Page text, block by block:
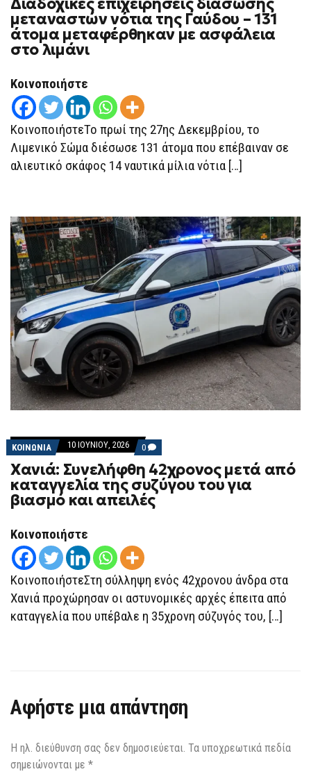
ΕΠΙΧΕΙΡΉΣΕΙΣ
ΔΙΆΣΩΣΗΣ
ΜΕΤΑΝΑΣΤΏΝ
ΝΌΤΙΑ
ΑΣΦΆΛΕΙΑ
ΣΤΟ
ΛΙΜΆΝΙ
Διαδοχικές επιχειρήσεις διάσωσης
μεταναστών νότια της Γαύδου – 131
άτομα μεταφέρθηκαν με ασφάλεια
στο λιμάνι
Κοινοποιήστε
ΚοινοποιήστεΤο πρωί της 27ης Δεκεμβρίου, το
Λιμενικό Σώμα διέσωσε 131 άτομα που επέβαιναν σε
αλιευτικό σκάφος 14 ναυτικά μίλια νότια […]
ΚΟΙΝΩΝΙΑ 10 ΙΟΥΝΊΟΥ, 2026 0 COMMENTS
ON
ΧΑΝΙΆ:
ΣΥΝΕΛΉΦΘΗ
42ΧΡΟΝΟΣ
ΜΕΤΆ
ΑΠΌ
ΚΑΙ
Χανιά: Συνελήφθη 42χρονος μετά από
καταγγελία της συζύγου του για
βιασμό και απειλές
Κοινοποιήστε
ΚοινοποιήστεΣτη σύλληψη ενός 42χρονου άνδρα στα
Χανιά προχώρησαν οι αστυνομικές αρχές έπειτα από
καταγγελία που υπέβαλε η 35χρονη σύζυγός του, […]
Αφήστε μια απάντηση
Η ηλ. διεύθυνση σας δεν δημοσιεύεται. Τα υποχρεωτικά πεδία
σημειώνονται με *